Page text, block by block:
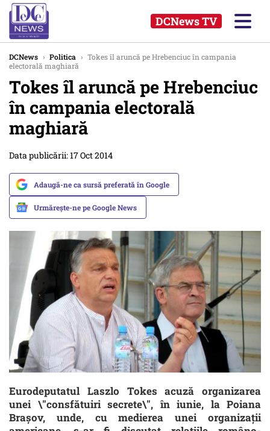
DCNews TV
DCNews › Politica › Tokes îl aruncă pe Hrebenciuc în campania
electorală maghiară
Tokes îl aruncă pe Hrebenciuc
în campania electorală
maghiară
Data publicării: 17 Oct 2014
Adaugă-ne ca sursă preferată în Google
Urmărește-ne pe Google News
Eurodeputatul Laszlo Tokes acuză organizarea
unei \"consfătuiri secrete\", în iunie, la Poiana
Brașov, unde, cu medierea unei organizații